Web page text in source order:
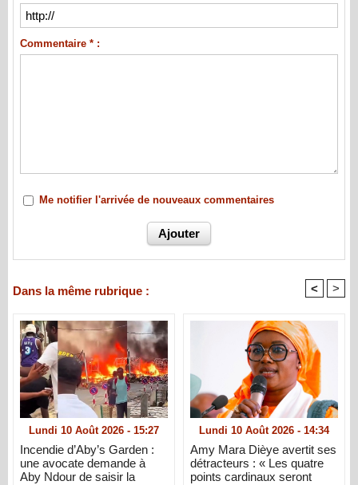
Commentaire * :
Me notifier l'arrivée de nouveaux commentaires
Dans la même rubrique : < >
Lundi 10 Août 2026 - 15:27
Incendie d’Aby’s Garden :
une avocate demande à
Aby Ndour de saisir la
Lundi 10 Août 2026 - 14:34
Amy Mara Dièye avertit ses
détracteurs : « Les quatre
points cardinaux seront